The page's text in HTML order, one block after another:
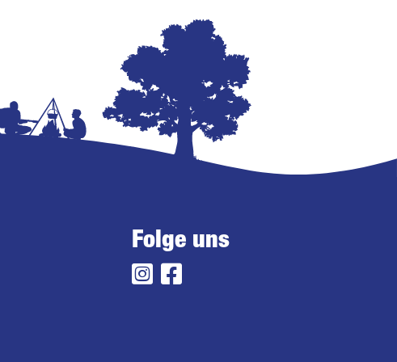
Folge uns